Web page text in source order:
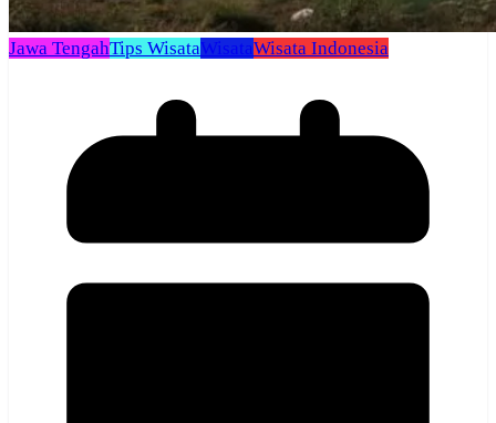
Jawa TengahTips WisataWisataWisata Indonesia